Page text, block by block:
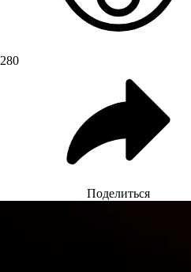
280
Поделиться